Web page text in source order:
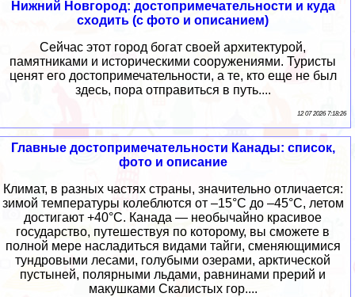
Нижний Новгород: достопримечательности и куда
сходить (с фото и описанием)
Сейчас этот город богат своей архитектурой,
памятниками и историческими сооружениями. Туристы
ценят его достопримечательности, а те, кто еще не был
здесь, пора отправиться в путь....
12 07 2026 7:18:26
Главные достопримечательности Канады: список,
фото и описание
Климат, в разных частях страны, значительно отличается:
зимой температуры колеблются от –15°C до –45°C, летом
достигают +40°C. Канада — необычайно красивое
государство, путешествуя по которому, вы сможете в
полной мере насладиться видами тайги, сменяющимися
тундровыми лесами, голубыми озерами, арктической
пустыней, полярными льдами, равнинами прерий и
макушками Скалистых гор....